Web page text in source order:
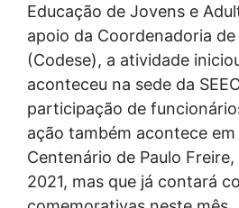
Educação de Jovens e
apoio da Coordenadoria
(Codese), a atividade
aconteceu na sede da
participação de
ação também acontece em
Centenário de Paulo
2021, mas que já contará